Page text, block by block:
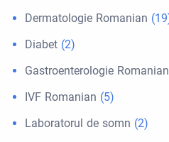
Dermatologie Romanian
Diabet (2)
Gastroenterologie Romanian
IVF Romanian (5)
Laboratorul de somn (2)